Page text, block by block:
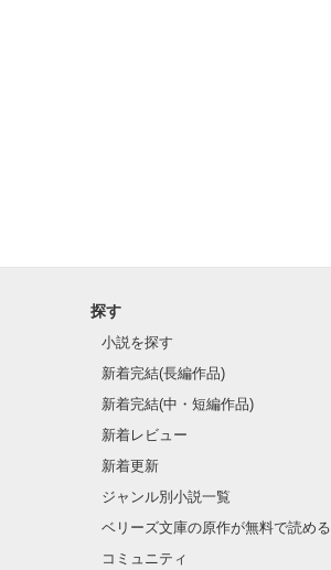
探す
小説を探す
新着完結(長編作品)
新着完結(中・短編作品)
新着レビュー
新着更新
ジャンル別小説一覧
ベリーズ文庫の原作が無料で読める
コミュニティ